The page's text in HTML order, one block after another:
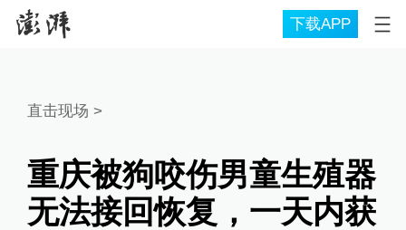
下载APP
直击现场 >
重庆被狗咬伤男童生殖器
无法接回恢复，一天内获